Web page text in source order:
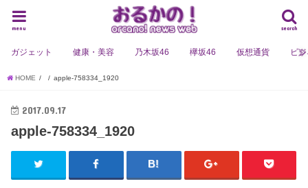
search
menu
ガジェット 健康・美容 乃木坂46 欅坂46 仮想通貨 ビ
HOME apple-758334_1920
2017.09.17
apple-758334_1920